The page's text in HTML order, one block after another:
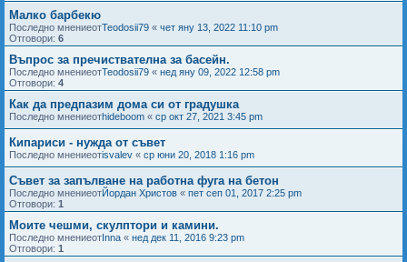
Малко барбекю
Последно мнениеотTeodosii79 « чет яну 13, 2022 11:10 pm
Отговори: 6
Въпрос за пречиствателна за басейн.
Последно мнениеотTeodosii79 « нед яну 09, 2022 12:58 pm
Отговори: 4
Как да предпазим дома си от градушка
Последно мнениеотhideboom « ср окт 27, 2021 3:45 pm
Кипариси - нужда от съвет
Последно мнениеотisvalev « ср юни 20, 2018 1:16 pm
Съвет за запълване на работна фуга на бетон
Последно мнениеотЙордан Христов « пет сеп 01, 2017 2:25 pm
Отговори: 1
Моите чешми, скулптори и камини.
Последно мнениеотInna « нед дек 11, 2016 9:23 pm
Отговори: 1